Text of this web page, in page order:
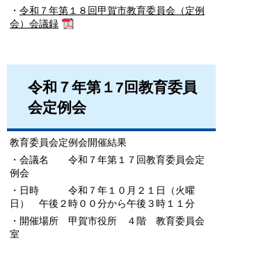
・ 令和７年第１８回甲賀市教育委員会（定例
会）会議録
令和７年第１7回教育委員
会定例会
教育委員会定例会開催結果
・会議名 令和７年第１７回教育委員会定
例会
・日時 令和７年１０月２１日（火曜
日） 午後２時００分から午後３時１１分
・開催場所 甲賀市役所 ４階 教育委員会
室